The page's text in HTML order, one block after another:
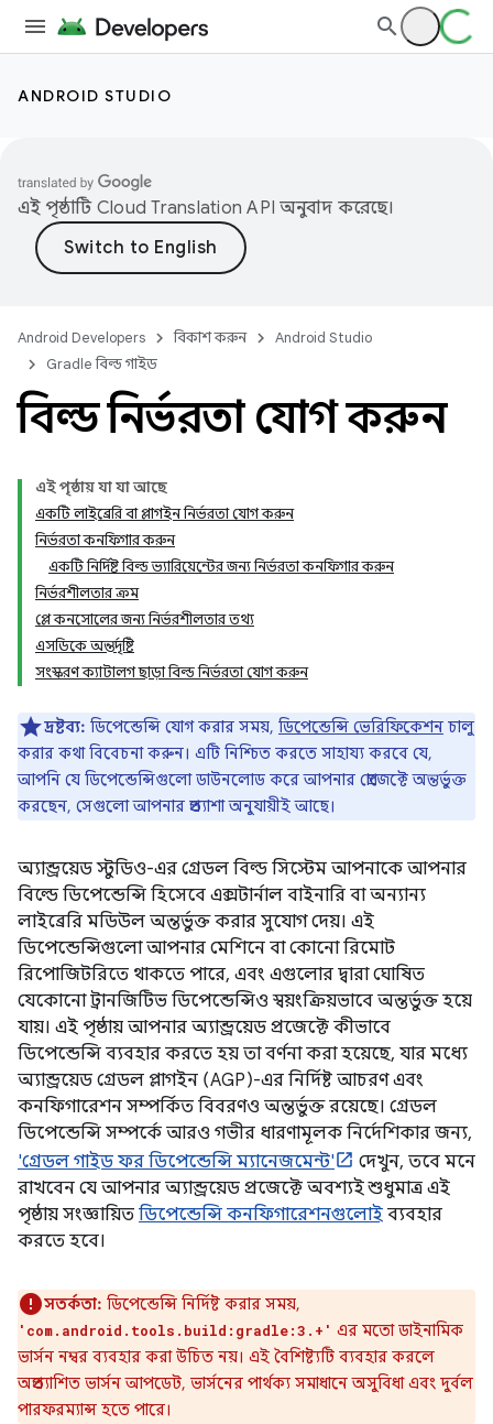
ANDROID STUDIO
এই পৃষ্ঠাটি Cloud Translation API অনুবাদ করেছে।
Android Developers বিকাশ করুন
Android Studio
Gradle বিল্ড গাইড
বিল্ড নির্ভরতা যোগ করুন
এই পৃষ্ঠায় যা যা আছে
একটি লাইব্রেরি বা প্লাগইন নির্ভরতা যোগ করুন
নির্ভরতা কনফিগার করুন
একটি নির্দিষ্ট বিল্ড ভ্যারিয়েন্টের জন্য নির্ভরতা কনফিগার করুন
নির্ভরশীলতার ক্রম
প্লে কনসোলের জন্য নির্ভরশীলতার তথ্য
এসডিকে অন্তর্দৃষ্টি
সংস্করণ ক্যাটালগ ছাড়া বিল্ড নির্ভরতা যোগ করুন
দ্রষ্টব্য: ডিপেন্ডেন্সি যোগ করার সময়, ডিপেন্ডেন্সি ভেরিফিকেশন চালু
করার কথা বিবেচনা করুন। এটি নিশ্চিত করতে সাহায্য করবে যে,
আপনি যে ডিপেন্ডেন্সিগুলো ডাউনলোড করে আপনার প্রোজেক্টে অন্তর্ভুক্ত
করছেন, সেগুলো আপনার প্রত্যাশা অনুযায়ীই আছে।
অ্যান্ড্রয়েড স্টুডিও-এর গ্রেডল বিল্ড সিস্টেম আপনাকে আপনার
বিল্ডে ডিপেন্ডেন্সি হিসেবে এক্সটার্নাল বাইনারি বা অন্যান্য
লাইব্রেরি মডিউল অন্তর্ভুক্ত করার সুযোগ দেয়। এই
ডিপেন্ডেন্সিগুলো আপনার মেশিনে বা কোনো রিমোট
রিপোজিটরিতে থাকতে পারে, এবং এগুলোর দ্বারা ঘোষিত
যেকোনো ট্রানজিটিভ ডিপেন্ডেন্সিও স্বয়ংক্রিয়ভাবে অন্তর্ভুক্ত হয়ে
যায়। এই পৃষ্ঠায় আপনার অ্যান্ড্রয়েড প্রজেক্টে কীভাবে
ডিপেন্ডেন্সি ব্যবহার করতে হয় তা বর্ণনা করা হয়েছে, যার মধ্যে
অ্যান্ড্রয়েড গ্রেডল প্লাগইন (AGP)-এর নির্দিষ্ট আচরণ এবং
কনফিগারেশন সম্পর্কিত বিবরণও অন্তর্ভুক্ত রয়েছে। গ্রেডল
ডিপেন্ডেন্সি সম্পর্কে আরও গভীর ধারণামূলক নির্দেশিকার জন্য,
'গ্রেডল গাইড ফর ডিপেন্ডেন্সি ম্যানেজমেন্ট'
দেখুন, তবে মনে
রাখবেন যে আপনার অ্যান্ড্রয়েড প্রজেক্টে অবশ্যই শুধুমাত্র এই
পৃষ্ঠায় সংজ্ঞায়িত ডিপেন্ডেন্সি কনফিগারেশনগুলোই ব্যবহার
করতে হবে।
সতর্কতা: ডিপেন্ডেন্সি নির্দিষ্ট করার সময়,
'com.android.tools.build:gradle:3.+' এর মতো ডাইনামিক
ভার্সন নম্বর ব্যবহার করা উচিত নয়। এই বৈশিষ্ট্যটি ব্যবহার করলে
অপ্রত্যাশিত ভার্সন আপডেট, ভার্সনের পার্থক্য সমাধানে অসুবিধা এবং দুর্বল
পারফরম্যান্স হতে পারে।